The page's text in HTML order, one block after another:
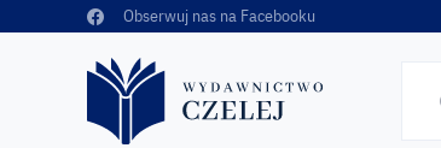
Obserwuj nas na Facebooku